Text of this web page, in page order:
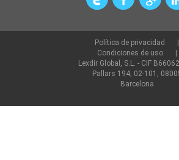
Política de privacidad
Condiciones de uso
Lexdir Global, S.L. - CIF
Pallars 194, 02-101,
Barcelona